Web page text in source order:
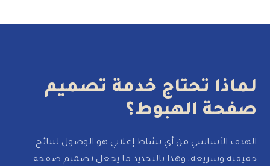
تحتاج خدمة تصميم
الهبوط؟
الأساسي من أي نشاط إعلاني هو الوصول لنتائج
وسريعة، وهذا بالتحديد ما يجعل تصميم صفحة